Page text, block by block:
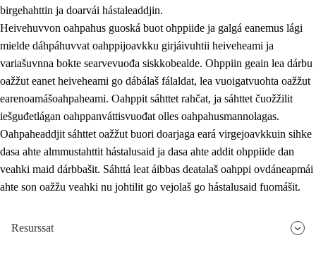
birgehahttin ja doarvái hástaleaddjin.
Heivehuvvon oahpahus guoská buot ohppiide ja galgá eanemus lági
mielde dáhpáhuvvat oahppijoavkku girjáivuhtii heiveheami ja
variašuvnna bokte searvevuođa siskkobealde. Ohppiin geain lea dárbu
oažžut eanet heiveheami go dábálaš fálaldat, lea vuoigatvuohta oažžut
earenoamášoahpaheami. Oahppit sáhttet rahčat, ja sáhttet čuožžilit
iešguđetlágan oahppanváttisvuođat olles oahpahusmannolagas.
Oahpaheaddjit sáhttet oažžut buori doarjaga eará virgejoavkkuin sihke
dasa ahte almmustahttit hástalusaid ja dasa ahte addit ohppiide dan
veahki maid dárbbašit. Sáhttá leat áibbas deaŧalaš oahppi ovdáneapmái
ahte son oažžu veahki nu johtilit go vejolaš go hástalusaid fuomášit.
Resurssat